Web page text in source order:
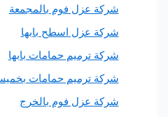
شركة عزل فوم بالمجمعة
شركة عزل اسطح بابها
شركة ترميم حمامات بابها
شركة ترميم حمامات بخميس مشيط
شركة عزل فوم بالخرج